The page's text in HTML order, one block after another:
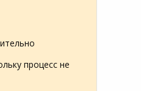
процесс не